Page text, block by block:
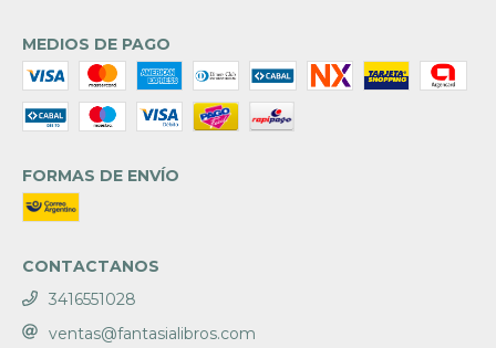
MEDIOS DE PAGO
FORMAS DE ENVÍO
CONTACTANOS
3416551028
ventas@fantasialibros.com